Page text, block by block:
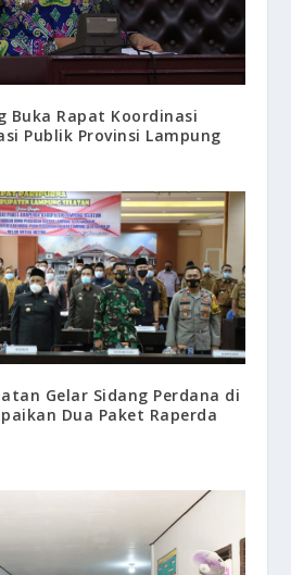
Buka Rapat Koordinasi
Publik Provinsi Lampung
Gelar Sidang Perdana di
Dua Paket Raperda